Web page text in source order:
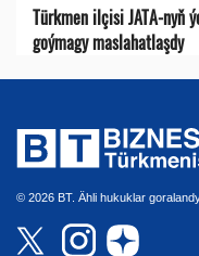
Türkmen ilçisi JATA-nyň
goýmagy maslahatlaşdy
© 2026 BT. Ähli hukuklar